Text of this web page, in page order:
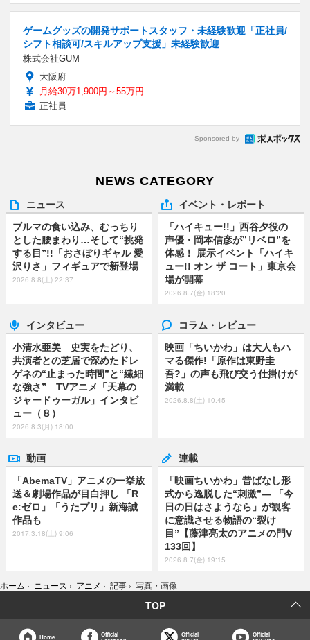
ゲームグッズの開発サポートスタッフ・未経験歓迎「正社員/
シフト相談可/スキルアップ支援」未経験歓迎
株式会社GUM
大阪府
月給30万1,900円～55万円
正社員
Sponsored by
NEWS CATEGORY
ニュース
ブルマの食い込み、むっちり
とした腰まわり…そして“挑発
する目”!!「おさぼりギャル 愛
沢りさ」フィギュアで新登場
2026.8.8(土) 22:37
イベント・レポート
「ハイキュー!!」西谷夕役の
声優・岡本信彦が”リベロ”を
体感！ 展示イベント「ハイキ
ュー!! オン ザ コート」東京会
場が開幕
2026.8.7(金) 18:20
インタビュー
小清水亜美 史実をたどり、
共演者との芝居で深めたドレ
ゲネの“止まった時間”と“繊細
な強さ” TVアニメ「天幕の
ジャードゥーガル」インタビ
ュー（８）
2026.8.3(月) 18:00
コラム・レビュー
映画「ちいかわ」は大人もハ
マる傑作!「原作は東野圭
吾?」の声も飛び交う仕掛けが
満載
2026.8.8(土) 10:45
動画
「AbemaTV」アニメの一挙放
送＆劇場作品が目白押し 「R
e:ゼロ」「うたプリ」新海誠
作品も
2017.3.18(土) 9:06
連載
「映画ちいかわ」昔ばなし形
式から逸脱した“刺激”― 「今
日の日はさようなら」が観客
に意識させる物語の“裂け
目”【藤津亮太のアニメの門V
133回】
2026.8.7(金) 19:15
ホーム › ニュース › アニメ › 記事 › 写真・画像
TOP
Home
Official
Official
Official